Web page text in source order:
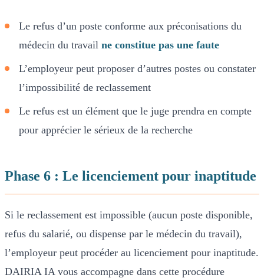
Le refus d’un poste conforme aux préconisations du
médecin du travail ne constitue pas une faute
L’employeur peut proposer d’autres postes ou constater
l’impossibilité de reclassement
Le refus est un élément que le juge prendra en compte
pour apprécier le sérieux de la recherche
Phase 6 : Le licenciement pour inaptitude
Si le reclassement est impossible (aucun poste disponible,
refus du salarié, ou dispense par le médecin du travail),
l’employeur peut procéder au licenciement pour inaptitude.
DAIRIA IA vous accompagne dans cette procédure